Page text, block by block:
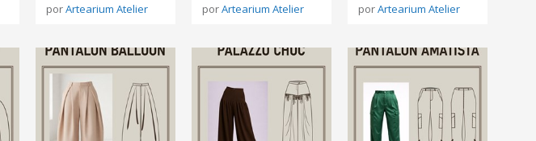
porArtearium Atelier porArtearium Atelier porArtearium Atelier